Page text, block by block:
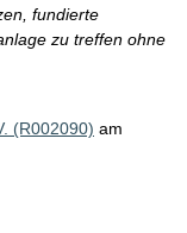
fundierte
zu treffen ohne
(R002090) am